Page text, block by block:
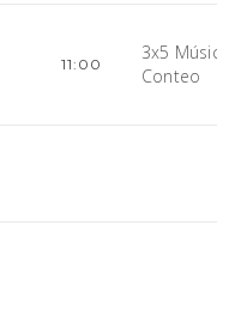
11:00
3x5 Música
Conteo